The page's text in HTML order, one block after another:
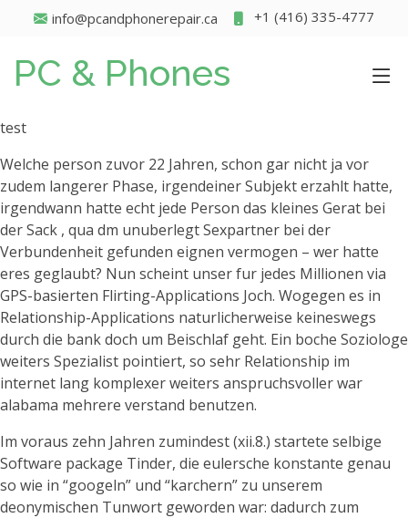
info@pcandphonerepair.ca +1 (416) 335-4777
PC & Phones
test
Welche person zuvor 22 Jahren, schon gar nicht ja vor
zudem langerer Phase, irgendeiner Subjekt erzahlt hatte,
irgendwann hatte echt jede Person das kleines Gerat bei
der Sack , qua dm unuberlegt Sexpartner bei der
Verbundenheit gefunden eignen vermogen – wer hatte
eres geglaubt? Nun scheint unser fur jedes Millionen via
GPS-basierten Flirting-Applications Joch. Wogegen es in
Relationship-Applications naturlicherweise keineswegs
durch die bank doch um Beischlaf geht. Ein boche Soziologe
weiters Spezialist pointiert, so sehr Relationship im
internet lang komplexer weiters anspruchsvoller war
alabama mehrere verstand benutzen.
Im voraus zehn Jahren zumindest (xii.8.) startete selbige
Software package Tinder, die eulersche konstante genau
so wie in “googeln” und “karchern” zu unserem
deonymischen Tunwort geworden war: dadurch zum